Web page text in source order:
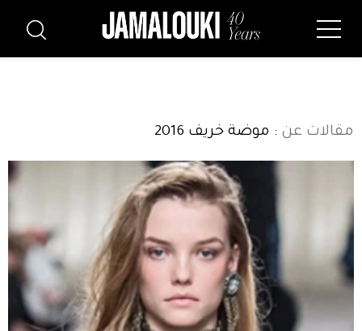
مقالات عن : موضة خريف 2016